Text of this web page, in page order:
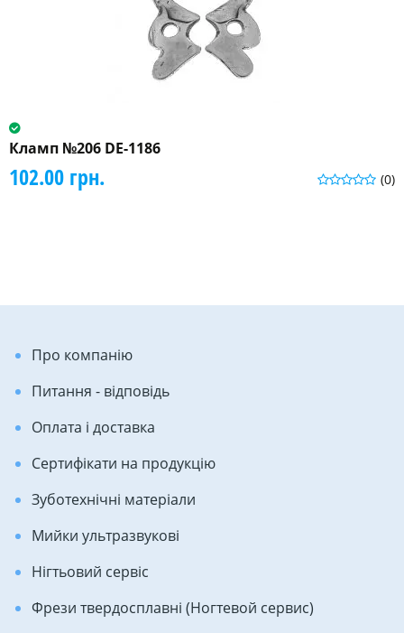
Кламп №206 DE-1186
(0)
102.00 грн.
Про компанію
Питання - відповідь
Оплата і доставка
Сертифікати на продукцію
Зуботехнічні матеріали
Мийки ультразвукові
Нігтьовий сервіс
Фрези твердосплавні (Ногтевой сервис)